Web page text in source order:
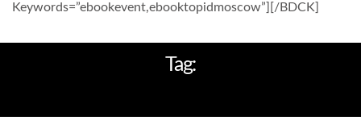
Keywords=”ebookevent,ebooktopidmoscow”][/BDCK]
Tag: